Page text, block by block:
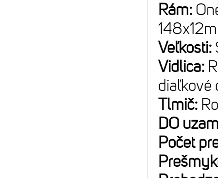
Rám:
Veľkosti:
Vidlica:
diaľkové
Tlmič:
DO
Počet